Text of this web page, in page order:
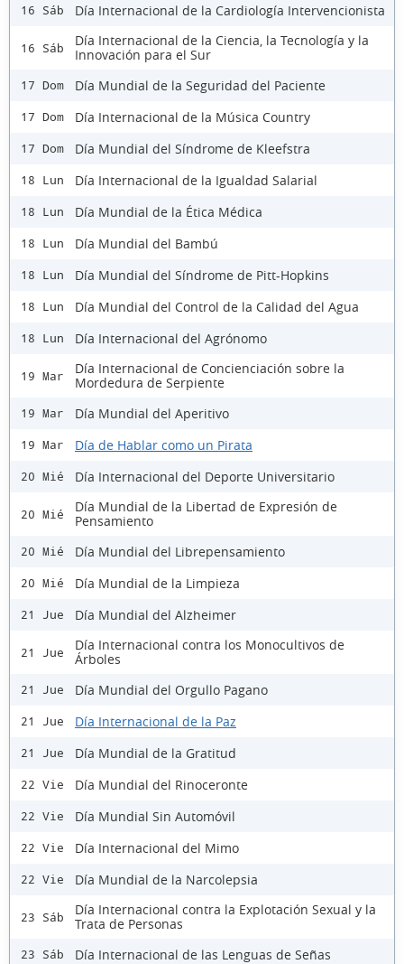
16 Sáb Día Internacional de la Cardiología Intervencionista
16 Sáb
Día Internacional de la Ciencia, la Tecnología y la
Innovación para el Sur
17 Dom Día Mundial de la Seguridad del Paciente
17 Dom Día Internacional de la Música Country
17 Dom Día Mundial del Síndrome de Kleefstra
18 Lun Día Internacional de la Igualdad Salarial
18 Lun Día Mundial de la Ética Médica
18 Lun Día Mundial del Bambú
18 Lun Día Mundial del Síndrome de Pitt-Hopkins
18 Lun Día Mundial del Control de la Calidad del Agua
18 Lun Día Internacional del Agrónomo
19 Mar
Día Internacional de Concienciación sobre la
Mordedura de Serpiente
19 Mar Día Mundial del Aperitivo
19 Mar Día de Hablar como un Pirata
20 Mié Día Internacional del Deporte Universitario
20 Mié
Día Mundial de la Libertad de Expresión de
Pensamiento
20 Mié Día Mundial del Librepensamiento
20 Mié Día Mundial de la Limpieza
21 Jue Día Mundial del Alzheimer
21 Jue
Día Internacional contra los Monocultivos de
Árboles
21 Jue Día Mundial del Orgullo Pagano
21 Jue Día Internacional de la Paz
21 Jue Día Mundial de la Gratitud
22 Vie Día Mundial del Rinoceronte
22 Vie Día Mundial Sin Automóvil
22 Vie Día Internacional del Mimo
22 Vie Día Mundial de la Narcolepsia
23 Sáb
Día Internacional contra la Explotación Sexual y la
Trata de Personas
23 Sáb Día Internacional de las Lenguas de Señas